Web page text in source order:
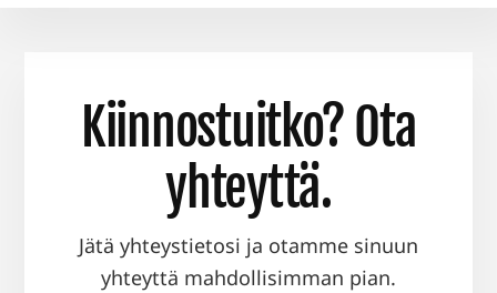
Kiinnostuitko? Ota
yhteyttä.
Jätä yhteystietosi ja otamme sinuun
yhteyttä mahdollisimman pian.